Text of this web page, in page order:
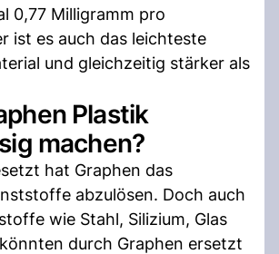
0,77 Milligramm pro
ist es auch das leichteste
und gleichzeitig stärker als
Plastik
machen?
hat Graphen das
abzulösen. Doch auch
wie Stahl, Silizium, Glas
durch Graphen ersetzt